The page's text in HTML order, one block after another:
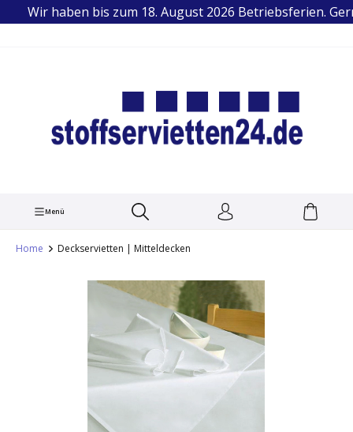
springen TEL.: +49 (0) 251 1445679
Wir haben bis zum 18. August 2026 Betriebsferien.
Menü
Home Deckservietten | Mitteldecken
Bildergalerie überspringen